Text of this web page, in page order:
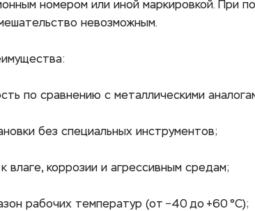
номером или иной маркировкой. При
невозможным.
по сравнению с металлическими
без специальных инструментов;
влаге, коррозии и агрессивным средам;
рабочих температур (от −40 до +60 °C);